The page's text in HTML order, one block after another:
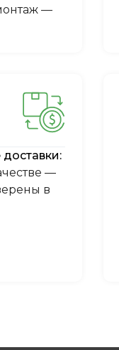
—
—
в